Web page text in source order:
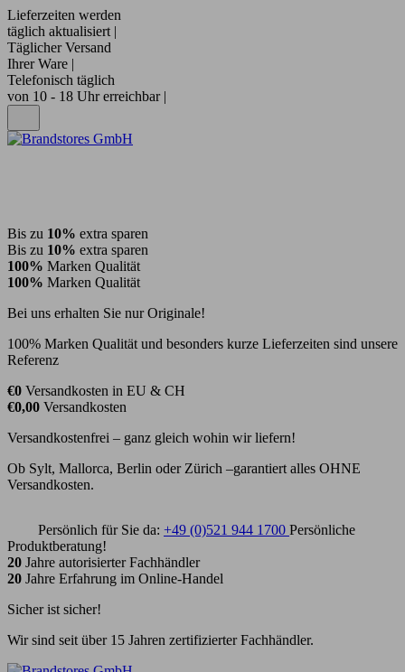
Lieferzeiten werden
täglich aktualisiert |
Täglicher Versand
Ihrer Ware |
Telefonisch täglich
von 10 - 18 Uhr erreichbar |
Bis zu 10% extra sparen
Bis zu 10% extra sparen
100% Marken Qualität
100% Marken Qualität
Bei uns erhalten Sie nur Originale!
100% Marken Qualität und besonders kurze Lieferzeiten sind unsere
Referenz
€0 Versandkosten in EU & CH
€0,00 Versandkosten
Versandkostenfrei – ganz gleich wohin wir liefern!
Ob Sylt, Mallorca, Berlin oder Zürich –garantiert alles OHNE
Versandkosten.
Persönlich für Sie da: +49 (0)521 944 1700 Persönliche
Produktberatung!
20 Jahre autorisierter Fachhändler
20 Jahre Erfahrung im Online-Handel
Sicher ist sicher!
Wir sind seit über 15 Jahren zertifizierter Fachhändler.